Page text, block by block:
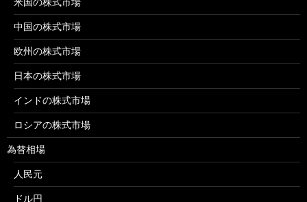
中国の株式市場
欧州の株式市場
日本の株式市場
インドの株式市場
ロシアの株式市場
為替相場
人民元
ドル円